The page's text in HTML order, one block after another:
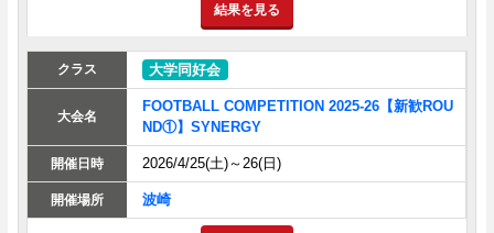
結果を見る
大学同好会
FOOTBALL COMPETITION 2025-26【新歓ROU
ND①】SYNERGY
2026/4/25(土)～26(日)
波崎